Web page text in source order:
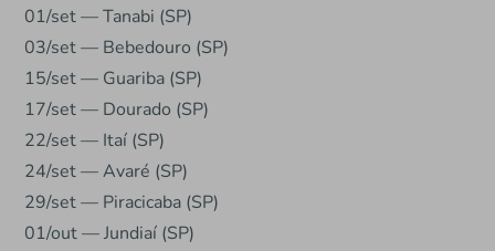
01/set — Tanabi (SP)
03/set — Bebedouro (SP)
15/set — Guariba (SP)
17/set — Dourado (SP)
22/set — Itaí (SP)
24/set — Avaré (SP)
29/set — Piracicaba (SP)
01/out — Jundiaí (SP)